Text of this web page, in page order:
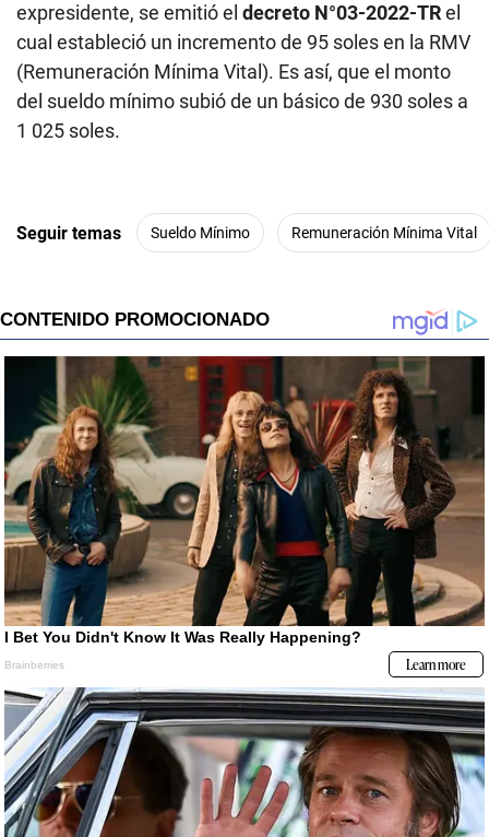
expresidente, se emitió el decreto N°03-2022-TRel
cual estableció un incremento de 95 soles en la RMV
(Remuneración Mínima Vital). Es así, que el monto
del sueldo mínimo subió de un básico de 930 soles a
1 025 soles.
Seguir temas Sueldo Mínimo Remuneración Mínima Vital